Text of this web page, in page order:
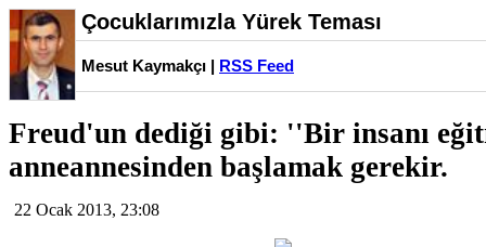
Çocuklarımızla Yürek Teması
Mesut Kaymakçı | RSS Feed
Freud'un dediği gibi: ''Bir insanı
anneannesinden başlamak gerekir.
22 Ocak 2013, 23:08